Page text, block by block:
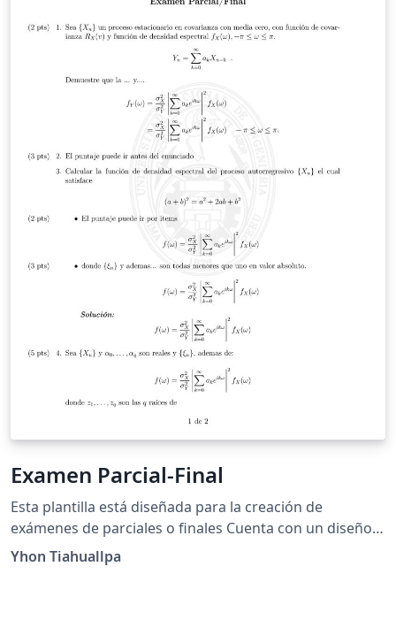
Examen Parcial-Final
Esta plantilla está diseñada para la creación de
exámenes de parciales o finales Cuenta con un diseño
de fondo personalizado, cabeceras detalladas y pies de
página con numeración automática. Incluye una
Yhon Tiahuallpa